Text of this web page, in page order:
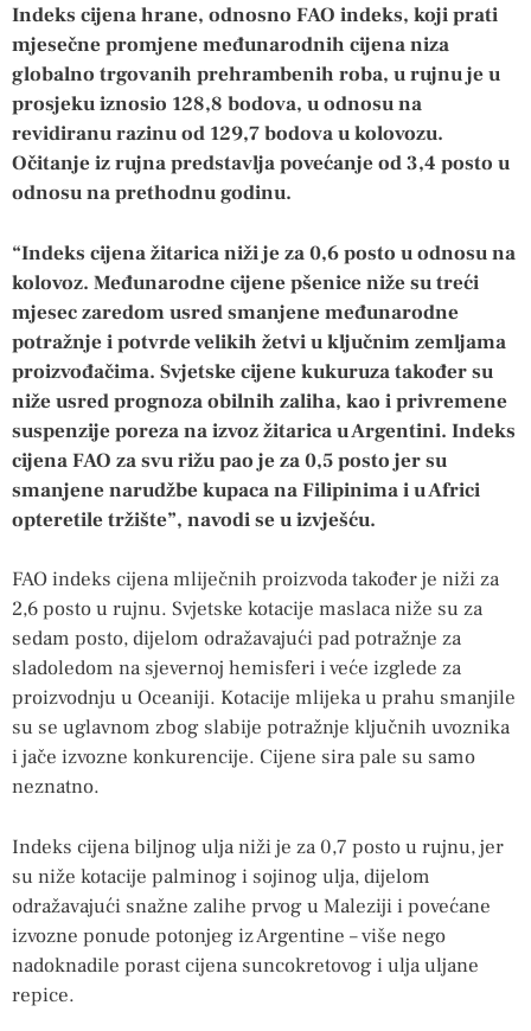
Indeks cijena hrane, odnosno FAO indeks, koji prati
mjesečne promjene međunarodnih cijena niza
globalno trgovanih prehrambenih roba, u rujnu je u
prosjeku iznosio 128,8 bodova, u odnosu na
revidiranu razinu od 129,7 bodova u kolovozu.
Očitanje iz rujna predstavlja povećanje od 3,4 posto u
odnosu na prethodnu godinu.
“Indeks cijena žitarica niži je za 0,6 posto u odnosu na
kolovoz. Međunarodne cijene pšenice niže su treći
mjesec zaredom usred smanjene međunarodne
potražnje i potvrde velikih žetvi u ključnim zemljama
proizvođačima. Svjetske cijene kukuruza također su
niže usred prognoza obilnih zaliha, kao i privremene
suspenzije poreza na izvoz žitarica u Argentini. Indeks
cijena FAO za svu rižu pao je za 0,5 posto jer su
smanjene narudžbe kupaca na Filipinima i u Africi
opteretile tržište”, navodi se u izvješću.
FAO indeks cijena mliječnih proizvoda također je niži za
2,6 posto u rujnu. Svjetske kotacije maslaca niže su za
sedam posto, dijelom odražavajući pad potražnje za
sladoledom na sjevernoj hemisferi i veće izglede za
proizvodnju u Oceaniji. Kotacije mlijeka u prahu smanjile
su se uglavnom zbog slabije potražnje ključnih uvoznika
i jače izvozne konkurencije. Cijene sira pale su samo
neznatno.
Indeks cijena biljnog ulja niži je za 0,7 posto u rujnu, jer
su niže kotacije palminog i sojinog ulja, dijelom
odražavajući snažne zalihe prvog u Maleziji i povećane
izvozne ponude potonjeg iz Argentine – više nego
nadoknadile porast cijena suncokretovog i ulja uljane
repice.